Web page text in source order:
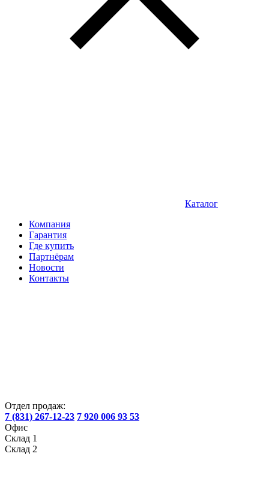
Каталог
Компания
Гарантия
Где купить
Партнёрам
Новости
Контакты
Отдел продаж:
7 (831) 267-12-23 7 920 006 93 53
Офис
Склад 1
Склад 2